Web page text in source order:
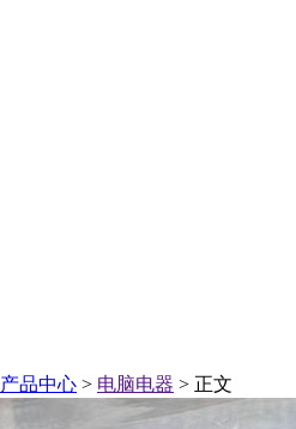
产品中心 > 电脑电器 > 正文